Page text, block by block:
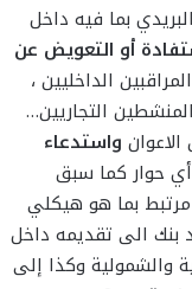
بما فيه داخل
أو التعويض عن
الداخليين ،
التجاريين…
واستدعاء
حوار كما سبق
مرتبط بما هو هيكلي
بنك الى تقديمه داخل
والشمولية وكذا إلى